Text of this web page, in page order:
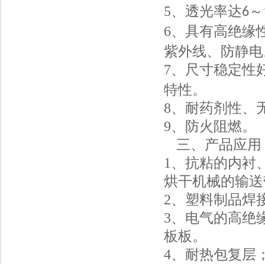
5、透光率达6 ～
6、具有高绝缘
紫外线、防静
7、尺寸稳定性
特性。
8、耐药剂性、
9、防火阻燃。
三、产品应用
1 、抗粘的内衬
烘干机械的输
2、塑料制品焊
3、电气的高绝
板板。
4、耐热包复层